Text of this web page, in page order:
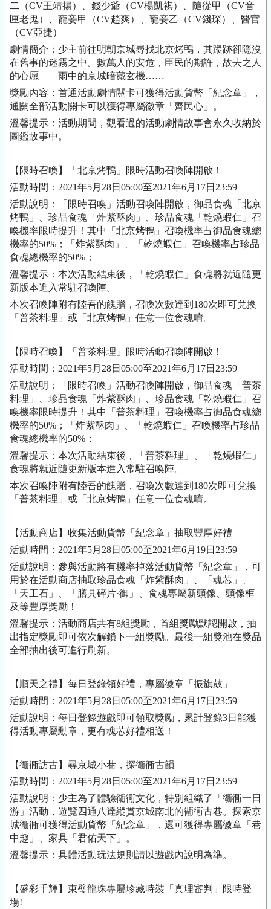
二（CV王靖揚）、錢少爺（CV楊凱祺）、隨從甲（CV音
匣老鬼）、寵妾甲（CV趙爽）、寵妾乙（CV錢琛）、醫官
（CV亞捷）
劇情簡介：少主前往明朝京城尋找北京烤鴨，其蹤跡卻隱沒
在舊事的迷霧之中。數萬人的安危，臣民的期許，故去之人
的心愿——雨中的京城暗藏玄機……
獎勵內容：首通活動劇情關卡可獲得活動貨幣「紀念章」，
通關全部活動關卡可以獲得專屬徽章「齊民心」。
溫馨提示：活動期間，觀看過的活動劇情故事會永久收納於
圖鑑故事中。
【限時召喚】「北京烤鴨」限時活動召喚陣開啟！
活動時間： 2021年5月28日05:00至2021年6月17日23:59
活動說明：「限時召喚」活動召喚陣開啟，御品食魂「北京
烤鴨」、珍品食魂「炸紫酥肉」、珍品食魂「乾燒蝦仁」召
喚機率限時提升！其中「北京烤鴨」召喚機率占御品食魂總
機率的50%；「炸紫酥肉」、「乾燒蝦仁」召喚機率占珍品
食魂總機率的50%；
溫馨提示：本次活動結束後，「乾燒蝦仁」食魂將就近隨更
新版本進入常駐召喚陣。
本次召喚陣附有陸吾的餽贈，召喚次數達到 180次即可兌換
「普茶料理」或「北京烤鴨」任意一位食魂唷。
【限時召喚】「普茶料理」限時活動召喚陣開啟！
活動時間： 2021年5月28日05:00至2021年6月17日23:59
活動說明：「限時召喚」活動召喚陣開啟，御品食魂「普茶
料理」、珍品食魂「炸紫酥肉」、珍品食魂「乾燒蝦仁」召
喚機率限時提升！其中「普茶料理」召喚機率占御品食魂總
機率的50%；「炸紫酥肉」、「乾燒蝦仁」召喚機率占珍品
食魂總機率的50%；
溫馨提示：本次活動結束後，「普茶料理」、「乾燒蝦仁」
食魂將就近隨更新版本進入常駐召喚陣。
本次召喚陣附有陸吾的餽贈，召喚次數達到 180次即可兌換
「普茶料理」或「北京烤鴨」任意一位食魂唷。
【活動商店】收集活動貨幣「紀念章」抽取豐厚好禮
活動時間： 2021年5月28日05:00至2021年6月19日23:59
活動說明：參與活動將有機率掉落活動貨幣「紀念章」，可
用於在活動商店抽取珍品食魂「炸紫酥肉」、「魂芯」、
「天工石」、「膳具碎片·御」、食魂專屬新頭像、頭像框
及等豐厚獎勵！
溫馨提示：活動商店共有8組獎勵，首組獎勵默認開啟，抽
出指定獎勵即可依次解鎖下一組獎勵。最後一組獎池在獎品
全部抽出後可進行刷新。
【順天之禮】每日登錄領好禮，專屬徽章「振旗鼓」
活動時間： 2021年5月28日05:00至2021年6月17日23:59
活動說明：每日登錄遊戲即可領取獎勵，累計登錄3日能獲
得活動專屬勳章，更有魂芯好禮相送！
【衚衕訪古】尋京城小巷，探衚衕古韻
活動時間：2021年5月28日05:00至2021年6月17日23:59
活動說明：少主為了體驗衚衕文化，特別組織了「衚衕一日
游」活動，遊覽四通八達縱貫京城南北的衚衕古巷。探索京
城衚衕可獲得活動貨幣「紀念章」，還可獲得專屬徽章「巷
中趣」、家具 「君佑天下」。
溫馨提示：具體活動玩法規則請以遊戲內說明為準。
【盛彩千輝】東璧龍珠專屬珍藏時裝「真理審判」限時登
場!